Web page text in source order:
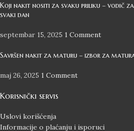
Koji nakit nositi za svaku priliku – vodič
svaki dan
septembar 15, 2025 1 Comment
Savršen nakit za maturu – izbor za
maj 26, 2025 1 Comment
Korisnički servis
Uslovi korišćenja
Informacije o plaćanju i isporuci